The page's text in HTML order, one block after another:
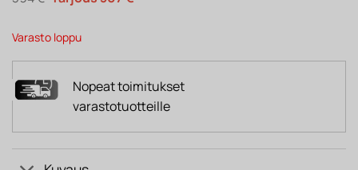
hinta
394 €.
Varasto loppu
Nopeat toimitukset
varastotuotteille